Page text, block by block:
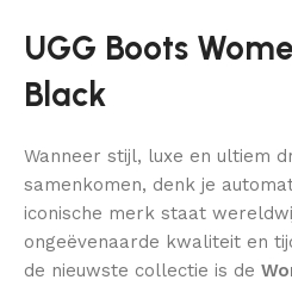
UGG Boots
Black
Wanneer stijl, luxe en ultiem
samenkomen, denk je
iconische merk staat
ongeëvenaarde kwaliteit en
de nieuwste collectie is de